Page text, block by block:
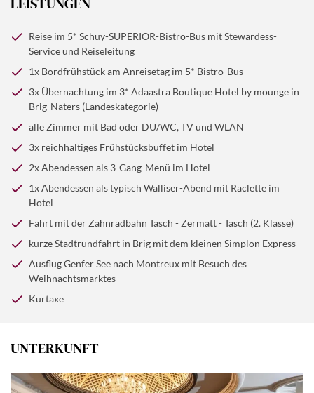
Nach dem Frühstück im Hotel treten wir den Ausflug
zur traumhaften Winterreise nach Zermatt an. Mit
und zurück. Hier bietet sich eine Fahrt auf den
Gornergrat an (fakultativ buchbar vor Ort). Seit 1898
fährt Europas höchste, im Freien angelegte
Zahnradbahn von Zermatt auf den Gornergrat auf
3.089 Meter. Jeder der 9.339 Fahrmeter ist ein Erlebnis,
jede Sekunde der 33 Minuten Fahrzeit ein
unvergleichlicher Genuss; über tiefe Schluchten und
durch verschneite Arvenwälder. 29 Viertausender - vom
Auf der ganzjährig erreichbaren Aussichtsplattform sind
traumhafte Ausblicke im Fahrpreis inbegriffen. Am
Nachmittag geht es dann wieder zurück zu unserem
Hotel; Abendessen und Übernachtung.
© annanahabed - stock.adobe.com
Frühstück im Hotel. Heute wartet ein weiterer schöner
Programmpunkt auf Sie: Wir fahren ins berühmte
besuchen wir den größten Weihnachtsmarkt unter
Palmen in der Schweiz. Den Nachmittag können Sie
noch in Brig verbringen. Am Abend werden wir dann
zum 3-Gang-Abendmenü in unserem Hotel erwartet.
reisen durch die Schweiz in Richtung Heimat. Voller
neuer Eindrücke sind wir gegen Abend zurück in den
Reise im 5* Schuy-SUPERIOR-Bistro-Bus mit Stewardess-
Service und Reiseleitung
1x Bordfrühstück am Anreisetag im 5* Bistro-Bus
3x Übernachtung im 3* Adaastra Boutique Hotel by mounge in
Brig-Naters (Landeskategorie)
alle Zimmer mit Bad oder DU/WC, TV und WLAN
3x reichhaltiges Frühstücksbuffet im Hotel
2x Abendessen als 3-Gang-Menü im Hotel
1x Abendessen als typisch Walliser-Abend mit Raclette im
Hotel
Fahrt mit der Zahnradbahn Täsch - Zermatt - Täsch (2. Klasse)
kurze Stadtrundfahrt in Brig mit dem kleinen Simplon Express
Ausflug Genfer See nach Montreux mit Besuch des
Weihnachtsmarktes
Kurtaxe
UNTERKUNFT